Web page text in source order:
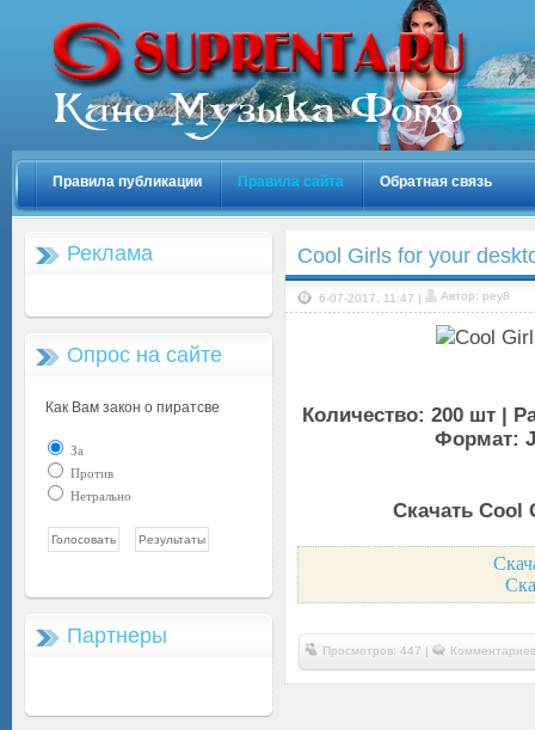
Правила публикации Правила сайта Обратная связь
Реклама
Опрос на сайте
Как Вам закон о пиратсве
За
Против
Нетрально
Партнеры
Cool Girls for your
6-07-2017, 11:47 | Автор: pey8
Количество: 200 шт |
Формат:
Скачать Cool
Просмотров: 447 |